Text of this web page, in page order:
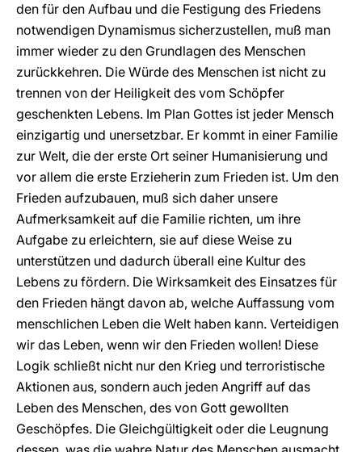
den für den Aufbau und die Festigung des Friedens
notwendigen Dynamismus sicherzustellen, muß man
immer wieder zu den Grundlagen des Menschen
zurückkehren. Die Würde des Menschen ist nicht zu
trennen von der Heiligkeit des vom Schöpfer
geschenkten Lebens. Im Plan Gottes ist jeder Mensch
einzigartig und unersetzbar. Er kommt in einer Familie
zur Welt, die der erste Ort seiner Humanisierung und
vor allem die erste Erzieherin zum Frieden ist. Um den
Frieden aufzubauen, muß sich daher unsere
Aufmerksamkeit auf die Familie richten, um ihre
Aufgabe zu erleichtern, sie auf diese Weise zu
unterstützen und dadurch überall eine Kultur des
Lebens zu fördern. Die Wirksamkeit des Einsatzes für
den Frieden hängt davon ab, welche Auffassung vom
menschlichen Leben die Welt haben kann. Verteidigen
wir das Leben, wenn wir den Frieden wollen! Diese
Logik schließt nicht nur den Krieg und terroristische
Aktionen aus, sondern auch jeden Angriff auf das
Leben des Menschen, des von Gott gewollten
Geschöpfes. Die Gleichgültigkeit oder die Leugnung